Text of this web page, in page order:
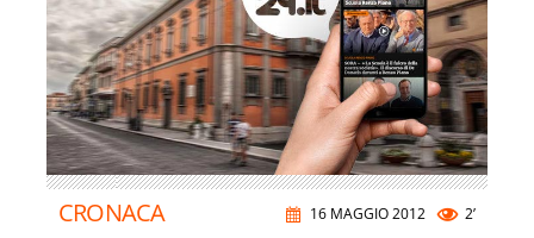
16 MAGGIO 2012 2’
CRONACA